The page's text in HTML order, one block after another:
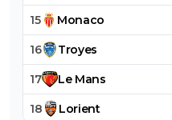
15 Monaco
16 Troyes
17 Le Mans
18 Lorient